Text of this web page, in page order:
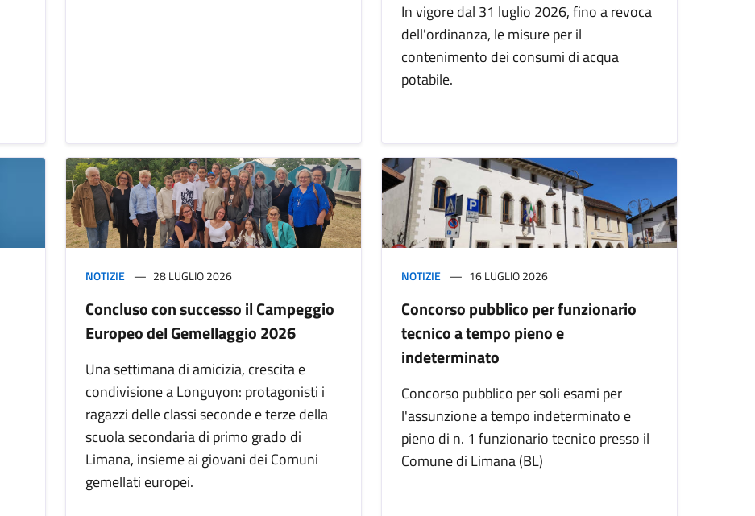
In vigore dal 31 luglio 2026, fino a revoca
dell'ordinanza, le misure per il
contenimento dei consumi di acqua
potabile.
NOTIZIE 28 LUGLIO 2026
Concluso con successo il Campeggio
Europeo del Gemellaggio 2026
Una settimana di amicizia, crescita e
condivisione a Longuyon: protagonisti i
ragazzi delle classi seconde e terze della
scuola secondaria di primo grado di
Limana, insieme ai giovani dei Comuni
gemellati europei.
NOTIZIE 16 LUGLIO 2026
Concorso pubblico per funzionario
tecnico a tempo pieno e
indeterminato
Concorso pubblico per soli esami per
l'assunzione a tempo indeterminato e
pieno di n. 1 funzionario tecnico presso il
Comune di Limana (BL)